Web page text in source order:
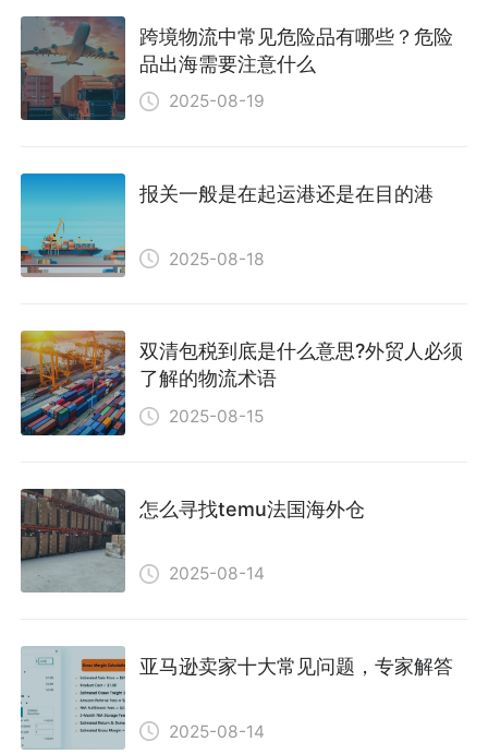
跨境物流中常见危险品有哪些？危险
品出海需要注意什么
2025-08-19
报关一般是在起运港还是在目的港
2025-08-18
双清包税到底是什么意思?外贸人必须
了解的物流术语
2025-08-15
怎么寻找temu法国海外仓
2025-08-14
亚马逊卖家十大常见问题，专家解答
2025-08-14